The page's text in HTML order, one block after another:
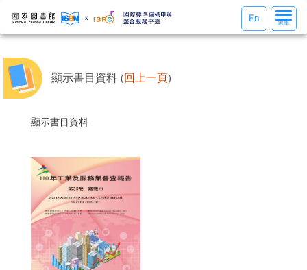
選
單
選單
En
顯示書目資料 (回上一頁)
顯示書目資料